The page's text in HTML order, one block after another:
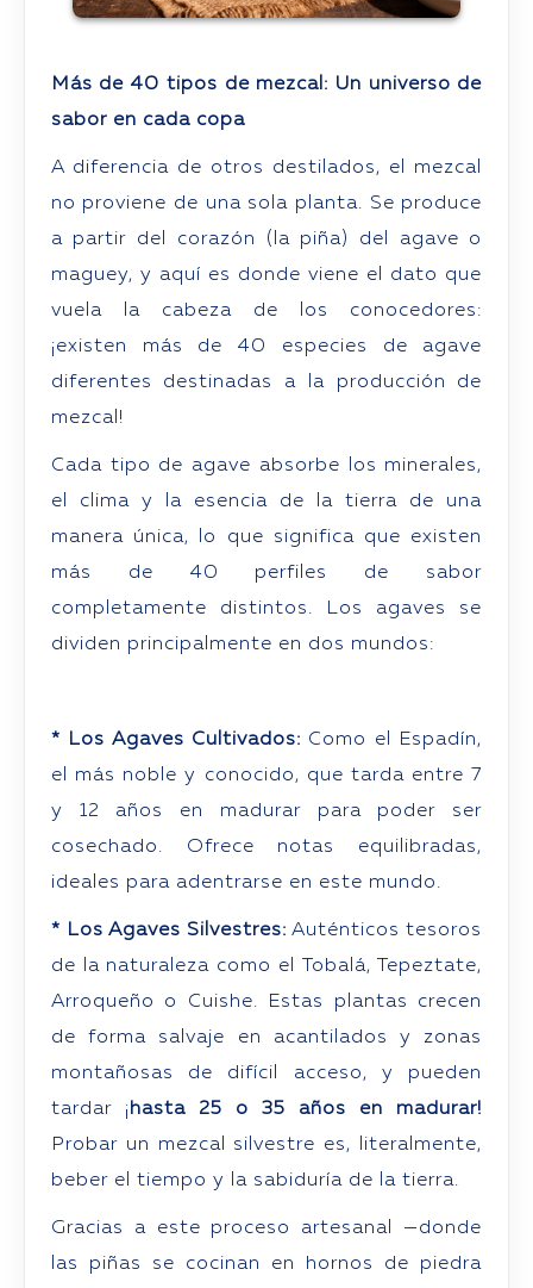
Más de 40 tipos de mezcal: Un universo de
sabor en cada copa
A diferencia de otros destilados, el mezcal
no proviene de una sola planta. Se produce
a partir del corazón (la piña) del agave o
maguey, y aquí es donde viene el dato que
vuela la cabeza de los conocedores:
¡existen más de 40 especies de agave
diferentes destinadas a la producción de
mezcal!
Cada tipo de agave absorbe los minerales,
el clima y la esencia de la tierra de una
manera única, lo que significa que existen
más de 40 perfiles de sabor
completamente distintos. Los agaves se
dividen principalmente en dos mundos:
* Los Agaves Cultivados: Como el Espadín,
el más noble y conocido, que tarda entre 7
y 12 años en madurar para poder ser
cosechado. Ofrece notas equilibradas,
ideales para adentrarse en este mundo.
* Los Agaves Silvestres: Auténticos tesoros
de la naturaleza como el Tobalá, Tepeztate,
Arroqueño o Cuishe. Estas plantas crecen
de forma salvaje en acantilados y zonas
montañosas de difícil acceso, y pueden
tardar ¡hasta 25 o 35 años en madurar!
Probar un mezcal silvestre es, literalmente,
beber el tiempo y la sabiduría de la tierra.
Gracias a este proceso artesanal —donde
las piñas se cocinan en hornos de piedra